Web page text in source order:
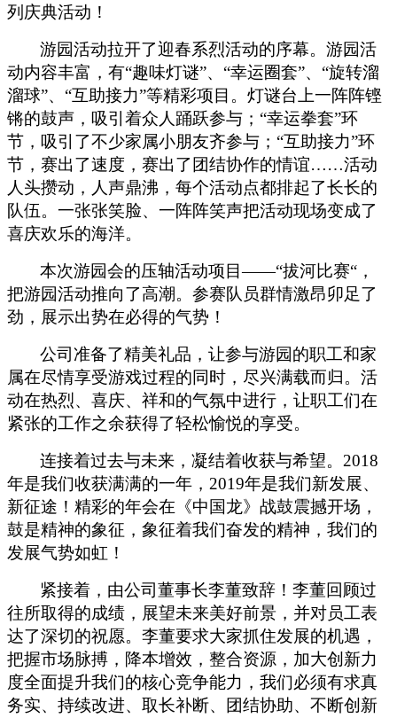
列庆典活动！
游园活动拉开了迎春系烈活动的序幕。游园活
动内容丰富，有“趣味灯谜”、“幸运圈套”、“旋转溜
溜球”、“互助接力”等精彩项目。 灯谜台上一阵阵铿
锵的鼓声，吸引着众人踊跃参与； “幸运拳套”环
节，吸引了不少家属小朋友齐参与；“互助接力”环
节，赛出了速度，赛出了团结协作的情谊……活动
人头攒动，人声鼎沸，每个活动点都排起了长长的
队伍。一张张笑脸、一阵阵笑声把活动现场变成了
喜庆欢乐的海洋。
本次游园会的压轴活动项目——“拔河比赛“，
把游园活动推向了高潮。参赛队员群情激昂卯足了
劲，展示出势在必得的气势！
公司准备了精美礼品，让参与游园的职工和家
属在尽情享受游戏过程的同时，尽兴满载而归。活
动在热烈、喜庆、祥和的气氛中进行，让职工们在
紧张的工作之余获得了轻松愉悦的享受。
连接着过去与未来，凝结着收获与希望。 2018
年是我们收获满满的一年，2019年是我们新发展、
新征途！精彩的年会在《中国龙》战鼓震撼开场，
鼓是精神的象征，象征着我们奋发的精神，我们的
发展气势如虹！
紧接着，由公司董事长李董致辞！李董回顾过
往所取得的成绩，展望未来美好前景，并对员工表
达了深切的祝愿。李董要求大家抓住发展的机遇，
把握市场脉搏，降本增效，整合资源，加大创新力
度全面提升我们的核心竞争能力，我们必须有求真
务实、持续改进、取长补断、团结协助、不断创新